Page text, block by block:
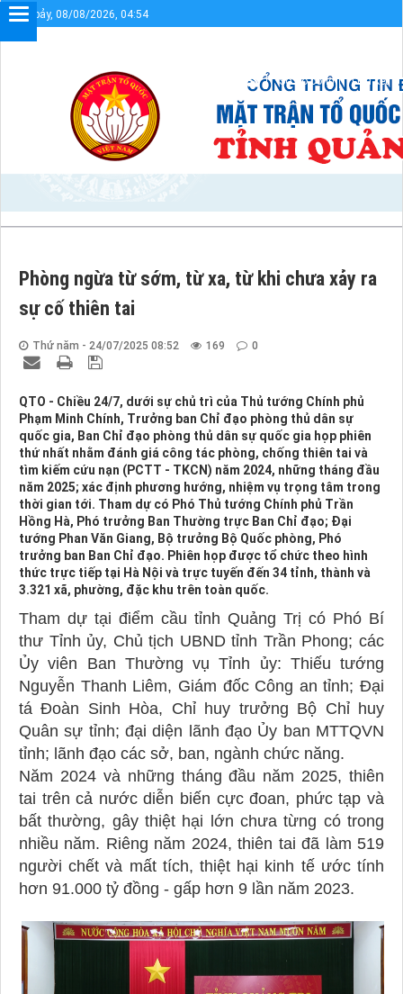
Thứ bảy, 08/08/2026, 04:54
Chào mừng bạn đến với Cổng thông tin điện tử UBMTTQVN tỉnh
Sơ đồ cổng Liên kết
Phòng ngừa từ sớm, từ xa, từ khi chưa xảy ra
sự cố thiên tai
Thứ năm - 24/07/2025 08:52 169 0
QTO - Chiều 24/7, dưới sự chủ trì của Thủ tướng Chính phủ
Phạm Minh Chính, Trưởng ban Chỉ đạo phòng thủ dân sự
quốc gia, Ban Chỉ đạo phòng thủ dân sự quốc gia họp phiên
thứ nhất nhằm đánh giá công tác phòng, chống thiên tai và
tìm kiếm cứu nạn (PCTT - TKCN) năm 2024, những tháng đầu
năm 2025; xác định phương hướng, nhiệm vụ trọng tâm trong
thời gian tới. Tham dự có Phó Thủ tướng Chính phủ Trần
Hồng Hà, Phó trưởng Ban Thường trực Ban Chỉ đạo; Đại
tướng Phan Văn Giang, Bộ trưởng Bộ Quốc phòng, Phó
trưởng ban Ban Chỉ đạo. Phiên họp được tổ chức theo hình
thức trực tiếp tại Hà Nội và trực tuyến đến 34 tỉnh, thành và
3.321 xã, phường, đặc khu trên toàn quốc.
Tham dự tại điểm cầu tỉnh Quảng Trị có Phó Bí
thư Tỉnh ủy, Chủ tịch UBND tỉnh Trần Phong; các
Ủy viên Ban Thường vụ Tỉnh ủy: Thiếu tướng
Nguyễn Thanh Liêm, Giám đốc Công an tỉnh; Đại
tá Đoàn Sinh Hòa, Chỉ huy trưởng Bộ Chỉ huy
Quân sự tỉnh; đại diện lãnh đạo Ủy ban MTTQVN
tỉnh; lãnh đạo các sở, ban, ngành chức năng.
Năm 2024 và những tháng đầu năm 2025, thiên
tai trên cả nước diễn biến cực đoan, phức tạp và
bất thường, gây thiệt hại lớn chưa từng có trong
nhiều năm. Riêng năm 2024, thiên tai đã làm 519
người chết và mất tích, thiệt hại kinh tế ước tính
hơn 91.000 tỷ đồng - gấp hơn 9 lần năm 2023.